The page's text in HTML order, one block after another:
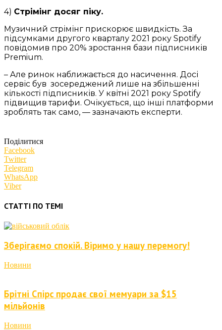
4) Стрімінг досяг піку.
Музичний стрімінг прискорює швидкість. За
підсумками другого кварталу 2021 року Spotify
повідомив про 20% зростання бази підписників
Premium.
– Але ринок наближається до насичення. Досі
сервіс був зосереджений лише на збільшенні
кількості підписників. У квітні 2021 року Spotify
підвищив тарифи. Очікується, що інші платформи
зроблять так само, — зазначають експерти.
Поділитися
Facebook
Twitter
Telegram
WhatsApp
Viber
СТАТТІ ПО ТЕМІ
Зберігаємо спокій. Віримо у нашу перемогу!
Новини
Брітні Спірс продає свої мемуари за $15
мільйонів
Новини